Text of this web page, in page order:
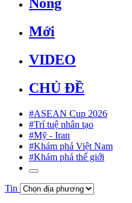
Nóng
Mới
VIDEO
CHỦ ĐỀ
#ASEAN Cup 2026
#Trí tuệ nhân tạo
#Mỹ - Iran
#Khám phá Việt Nam
#Khám phá thế giới
Tin